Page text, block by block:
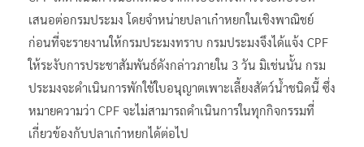
เสนอต่อกรมประมง โดยจำหน่ายปลาเก๋าหยกในเชิงพาณิชย์
ก่อนที่จะรายงานให้กรมประมงทราบ กรมประมงจึงได้แจ้ง CPF
ให้ระงับการประชาสัมพันธ์ดังกล่าวภายใน 3 วัน มิเช่นนั้น กรม
ประมงจะดำเนินการพักใช้ใบอนุญาตเพาะเลี้ยงสัตว์น้ำชนิดนี้ ซึ่ง
หมายความว่า CPF จะไม่สามารถดำเนินการในทุกกิจกรรมที่
เกี่ยวข้องกับปลาเก๋าหยกได้ต่อไป